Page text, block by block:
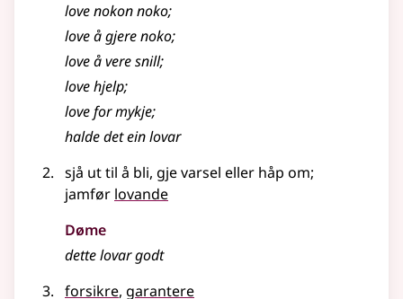
love nokon noko;
love å gjere noko;
love å vere snill;
love hjelp;
love for mykje;
halde det ein lovar
sjå ut til å bli, gje varsel eller håp om;
jamfør lovande
Døme
dette lovar godt
forsikre, garantere